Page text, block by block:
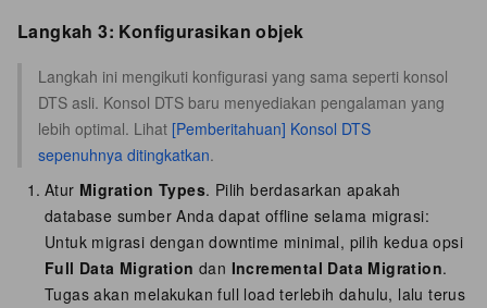
Langkah 3: Konfigurasikan objek
Langkah ini mengikuti konfigurasi yang sama seperti konsol
DTS asli. Konsol DTS baru menyediakan pengalaman yang
lebih optimal. Lihat [Pemberitahuan] Konsol DTS
sepenuhnya ditingkatkan.
Atur Migration Types. Pilih berdasarkan apakah
database sumber Anda dapat offline selama migrasi:
Untuk migrasi dengan downtime minimal, pilih kedua opsi
Full Data Migration dan Incremental Data Migration.
Tugas akan melakukan full load terlebih dahulu, lalu terus